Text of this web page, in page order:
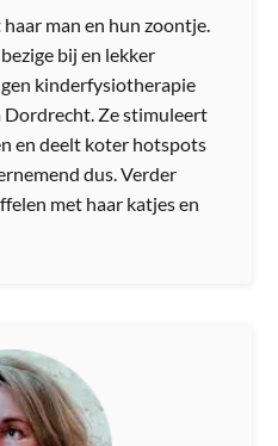
man en hun zoontje.
bij en lekker
kinderfysiotherapie
Ze stimuleert
en deelt koter hotspots
dus. Verder
met haar katjes en